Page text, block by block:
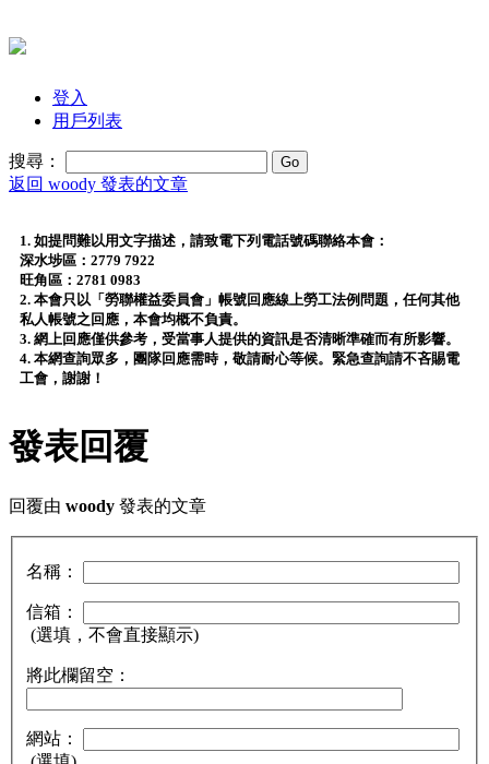
登入
用戶列表
搜尋：
返回 woody 發表的文章
1. 如提問難以用文字描述，請致電下列電話號碼聯絡本會：
深水埗區：2779 7922
旺角區：2781 0983
2. 本會只以「勞聯權益委員會」帳號回應線上勞工法例問題，任何其他
私人帳號之回應，本會均概不負責。
3. 網上回應僅供參考，受當事人提供的資訊是否清晰準確而有所影響。
4. 本網查詢眾多，團隊回應需時，敬請耐心等候。緊急查詢請不吝賜電
工會，謝謝！
發表回覆
回覆由 woody 發表的文章
名稱：
信箱：
(選填，不會直接顯示)
將此欄留空：
網站：